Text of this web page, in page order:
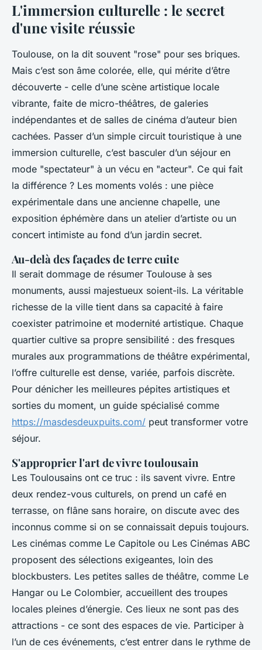
L'immersion culturelle : le secret
d'une visite réussie
Toulouse, on la dit souvent "rose" pour ses briques.
Mais c’est son âme colorée, elle, qui mérite d’être
découverte - celle d’une scène artistique locale
vibrante, faite de micro-théâtres, de galeries
indépendantes et de salles de cinéma d’auteur bien
cachées. Passer d’un simple circuit touristique à une
immersion culturelle, c’est basculer d’un séjour en
mode "spectateur" à un vécu en "acteur". Ce qui fait
la différence ? Les moments volés : une pièce
expérimentale dans une ancienne chapelle, une
exposition éphémère dans un atelier d’artiste ou un
concert intimiste au fond d’un jardin secret.
Au-delà des façades de terre cuite
Il serait dommage de résumer Toulouse à ses
monuments, aussi majestueux soient-ils. La véritable
richesse de la ville tient dans sa capacité à faire
coexister patrimoine et modernité artistique. Chaque
quartier cultive sa propre sensibilité : des fresques
murales aux programmations de théâtre expérimental,
l’offre culturelle est dense, variée, parfois discrète.
Pour dénicher les meilleures pépites artistiques et
sorties du moment, un guide spécialisé comme
https://masdesdeuxpuits.com/ peut transformer votre
séjour.
S'approprier l'art de vivre toulousain
Les Toulousains ont ce truc : ils savent vivre. Entre
deux rendez-vous culturels, on prend un café en
terrasse, on flâne sans horaire, on discute avec des
inconnus comme si on se connaissait depuis toujours.
Les cinémas comme Le Capitole ou Les Cinémas ABC
proposent des sélections exigeantes, loin des
blockbusters. Les petites salles de théâtre, comme Le
Hangar ou Le Colombier, accueillent des troupes
locales pleines d’énergie. Ces lieux ne sont pas des
attractions - ce sont des espaces de vie. Participer à
l’un de ces événements, c’est entrer dans le rythme de